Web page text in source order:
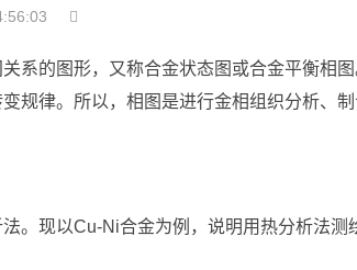
系的图形，又称合金状态图或合金平衡相
规律。所以，相图是进行金相组织分析、制
。现以Cu-Ni合金为例，说明用热分析法测